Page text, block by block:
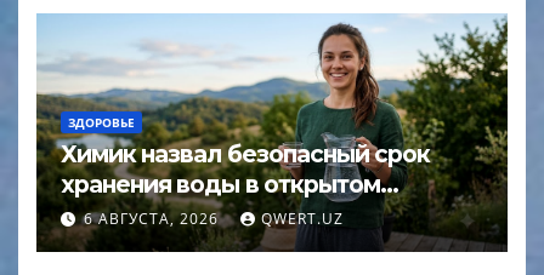
ЗДОРОВЬЕ
Химик назвал безопасный срок
хранения воды в открытом
кувшине
6 АВГУСТА, 2026 QWERT.UZ